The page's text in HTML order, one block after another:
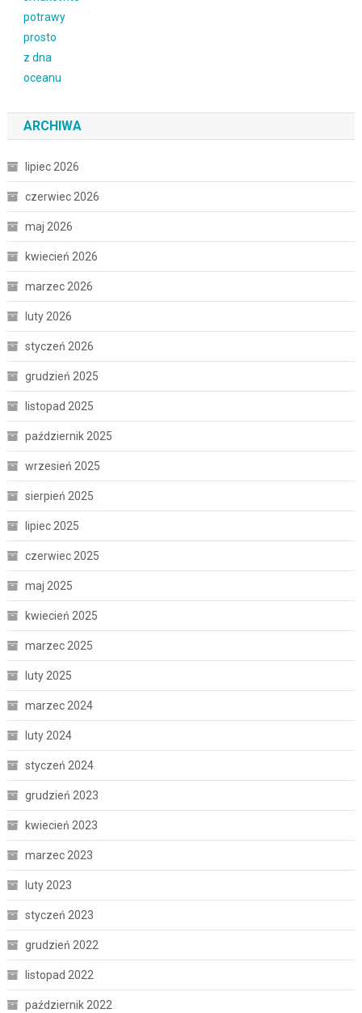
ARCHIWA
lipiec 2026
czerwiec 2026
maj 2026
kwiecień 2026
marzec 2026
luty 2026
styczeń 2026
grudzień 2025
listopad 2025
październik 2025
wrzesień 2025
sierpień 2025
lipiec 2025
czerwiec 2025
maj 2025
kwiecień 2025
marzec 2025
luty 2025
marzec 2024
luty 2024
styczeń 2024
grudzień 2023
kwiecień 2023
marzec 2023
luty 2023
styczeń 2023
grudzień 2022
listopad 2022
październik 2022